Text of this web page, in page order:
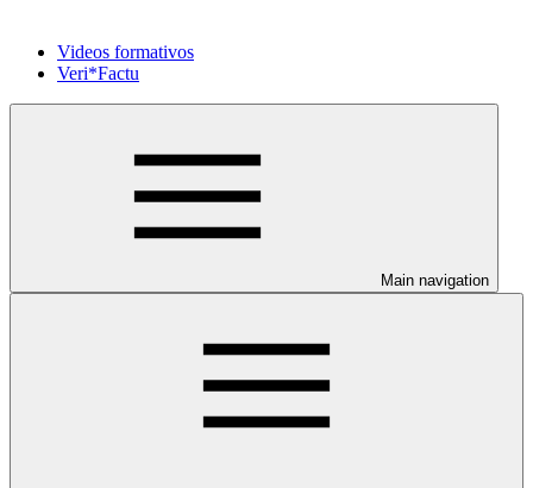
Videos formativos
Veri*Factu
Main navigation